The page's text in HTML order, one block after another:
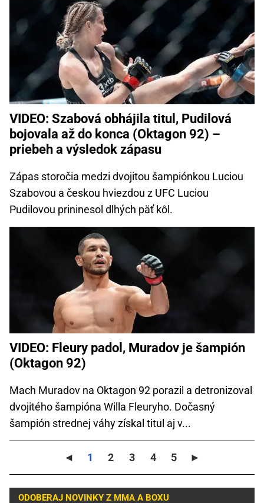
VIDEO: Szabová obhájila titul, Pudilová
bojovala až do konca (Oktagon 92) –
priebeh a výsledok zápasu
Zápas storočia medzi dvojitou šampiónkou Luciou
Szabovou a českou hviezdou z UFC Luciou
Pudilovou prininesol dlhých päť kôl.
VIDEO: Fleury padol, Muradov je šampión
(Oktagon 92)
Mach Muradov na Oktagon 92 porazil a detronizoval
dvojitého šampióna Willa Fleuryho. Dočasný
šampión strednej váhy získal titul aj v...
◄ 1 2 3 4 5 ►
ODOBERAJ NOVINKY Z MMA A BOXU